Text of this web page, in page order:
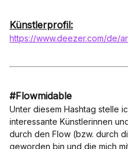
Künstlerprofil:
https://www.deezer.com/de/
#Flowmidable
Unter diesem Hashtag stelle
interessante Künstlerinnen
durch den Flow (bzw. durch
geworden bin und die mich